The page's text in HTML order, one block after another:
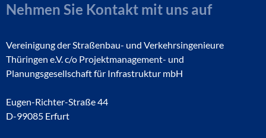
Nehmen Sie Kontakt mit uns auf
Vereinigung der Straßenbau- und Verkehrsingenieure
Thüringen e.V. c/o Projektmanagement- und
Planungsgesellschaft für Infrastruktur mbH
Eugen-Richter-Straße 44
D-99085 Erfurt